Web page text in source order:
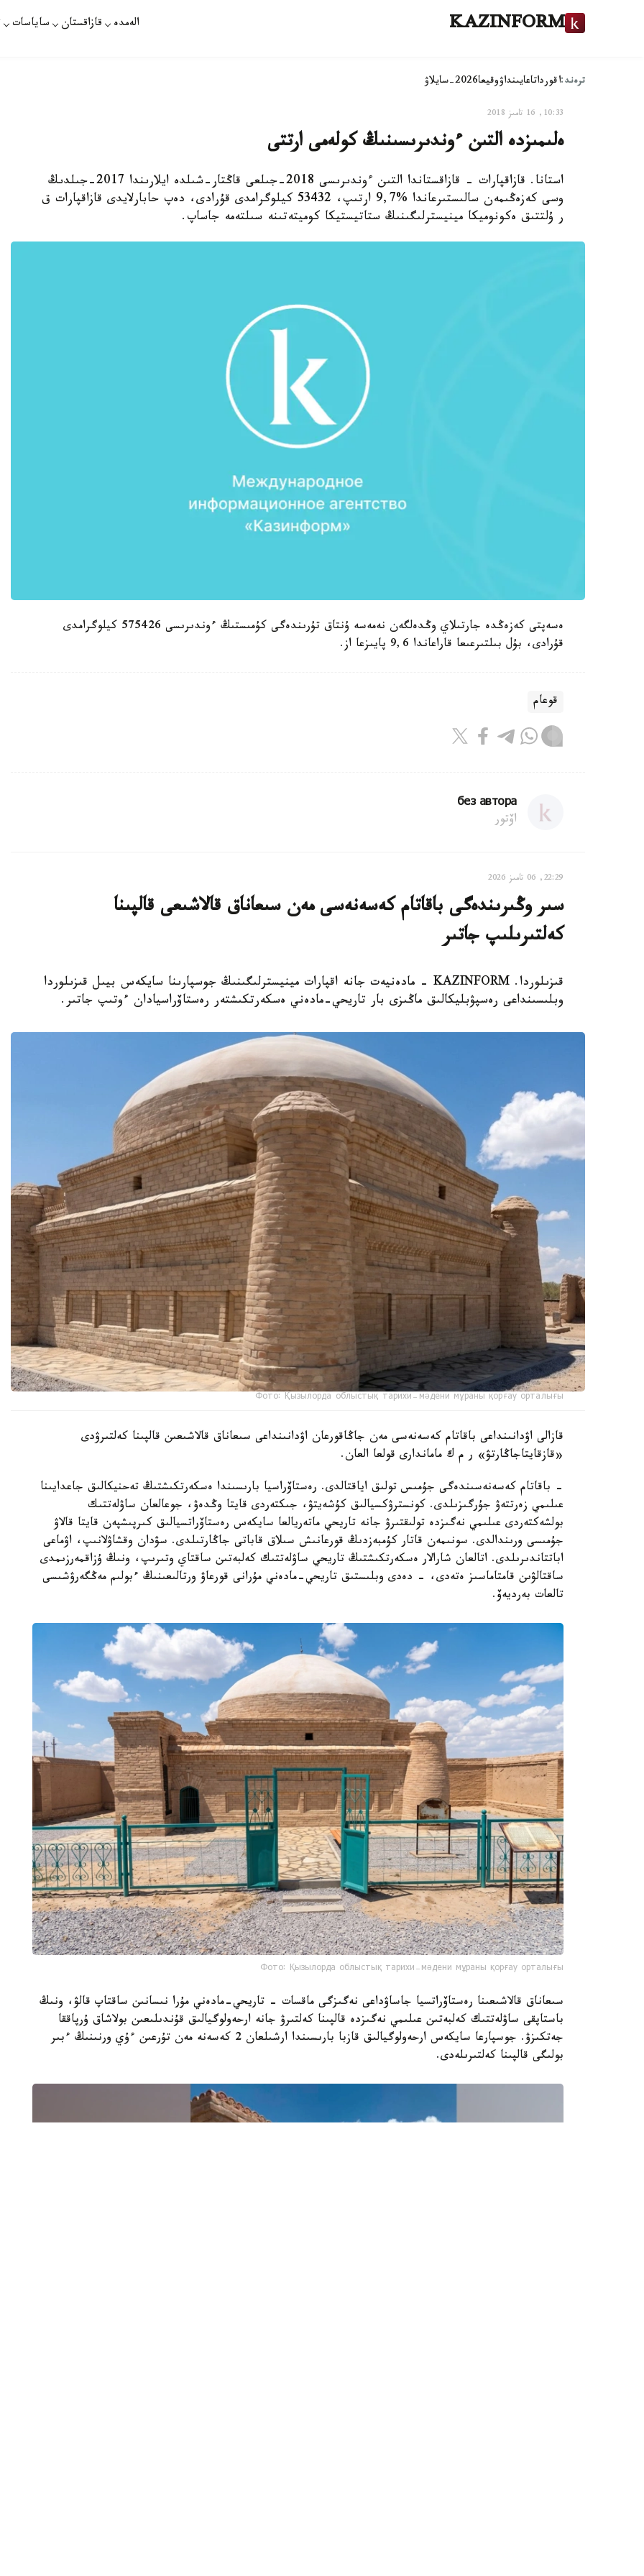
KAZINFORM الەمدە قازاقستان ساياسات
ترەند:اقورداتاعايىنداۋوقيعا2026-سايلاۋ
10:33, 16 تامىز 2018
ەلىمىزدە التىن ءوندىرىسىنىڭ كولەمى ارتتى
استانا. قازاقپارات - قازاقستاندا التىن ءوندىرىسى 2018-جىلعى قاڭتار-شىلدە ايلارىندا 2017-جىلدىڭ
وسى كەزەڭىمەن سالىستىرعاندا %9,7 ارتىپ، 53432 كيلوگرامدى قۇرادى، دەپ حابارلايدى قازاقپارات ق
ر ۇلتتىق ەكونوميكا مينيسترلىگىنىڭ ستاتيستيكا كوميتەتىنە سىلتەمە جاساپ.
ەسەپتى كەزەڭدە جارتىلاي وڭدەلگەن نەمەسە ۇنتاق تۇرىندەگى كۇمىستىڭ ءوندىرىسى 575426 كيلوگرامدى
قۇرادى، بۇل بىلتىرعىعا قاراعاندا 9,6 پايىزعا از.
قوعام
без автора
اۆتور
22:29, 06 تامىز 2026
سىر وڭىرىندەگى باقاتام كەسەنەسى مەن سىعاناق قالاشىعى قالپىنا
كەلتىرىلىپ جاتىر
قىزىلوردا. KAZINFORM - مادەنيەت جانە اقپارات مينيسترلىگىنىڭ جوسپارىنا سايكەس بيىل قىزىلوردا
وبلىسىنداعى رەسپۋبليكالىق ماڭىزى بار تاريحي-مادەني ەسكەرتكىشتەر رەستاۆراسيادان ءوتىپ جاتىر.
Фото: Қызылорда облыстық тарихи-мәдени мұраны қорғау орталығы
قازالى اۋدانىنداعى باقاتام كەسەنەسى مەن جاڭاقورعان اۋدانىنداعى سىعاناق قالاشىعىن قالپىنا كەلتىرۋدى
«قازقايتاجاڭارتۋ» ر م ك ماماندارى قولعا العان.
- باقاتام كەسەنەسىندەگى جۇمىس تولىق اياقتالدى. رەستاۆراسيا بارىسىندا ەسكەرتكىشتىڭ تەحنيكالىق جاعدايىنا
عىلىمي زەرتتەۋ جۇرگىزىلدى. كونسترۋكسيالىق كۇشەيتۋ، جىكتەردى قايتا وڭدەۋ، جوعالعان ساۋلەتتىك
بولشەكتەردى عىلىمي نەگىزدە تولىقتىرۋ جانە تاريحي ماتەريالعا سايكەس رەستاۆراتسيالىق كىرپىشپەن قايتا قالاۋ
جۇمىسى ورىندالدى. سونىمەن قاتار كۇمبەزدىڭ قورعانىش سىلاق قاباتى جاڭارتىلدى. سۋدان وقشاۋلانىپ، اۋماعى
اباتتاندىرىلدى. اتالعان شارالار ەسكەرتكىشتىڭ تاريحي ساۋلەتتىك كەلبەتىن ساقتاي وتىرىپ، ونىڭ ۇزاقمەرزىمدى
ساقتالۋىن قامتاماسىز ەتەدى، - دەدى وبلىستىق تاريحي-مادەني مۇرانى قورعاۋ ورتالىعىنىڭ ءبولىم مەڭگەرۋشىسى
تالعات بەرديەۆ.
Фото: Қызылорда облыстық тарихи-мәдени мұраны қорғау орталығы
سىعاناق قالاشىعىنا رەستاۆراتسيا جاساۋداعى نەگىزگى ماقسات - تاريحي-مادەني مۇرا نىسانىن ساقتاپ قالۋ، ونىڭ
باستاپقى ساۋلەتتىك كەلبەتىن عىلىمي نەگىزدە قالپىنا كەلتىرۋ جانە ارحەولوگيالىق قۇندىلىعىن بولاشاق ۇرپاققا
جەتكىزۋ. جوسپارعا سايكەس ارحەولوگيالىق قازبا بارىسىندا ارشىلعان 2 كەسەنە مەن تۇرعىن ءۇي ورنىنىڭ ءبىر
بولىگى قالپىنا كەلتىرىلەدى.